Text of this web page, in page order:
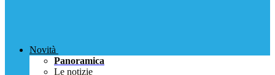
Novità
Panoramica
Le notizie